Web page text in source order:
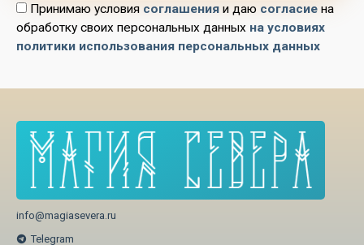
Принимаю условия соглашения и даю согласие на
обработку своих персональных данных на условиях
политики использования персональных данных
info@magiasevera.ru
Telegram